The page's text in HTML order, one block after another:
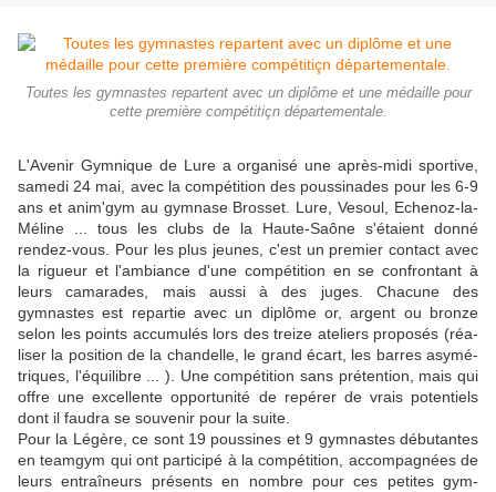
Toutes les gymnastes repartent avec un diplôme et une médaille pour
cette première compétitiçn départementale.
L'Avenir Gymnique de Lure a or­ganisé une après-midi sportive,
samedi 24 mai, avec la compé­tition des poussinades pour les 6-9
ans et anim'gym au gymnase Brosset. Lure, Vesoul, Eche­noz-la-
Méline ... tous les clubs de la Haute-Saône s'étaient donné
rendez-vous. Pour les plus jeunes, c'est un premier contact avec
la rigueur et l'am­biance d'une compétition en se confrontant à
leurs camarades, mais aussi à des juges. Chacune des
gymnastes est repartie avec un diplôme or, argent ou bronze
selon les points accumulés lors des treize ateliers proposés (réa­
liser la position de la chandelle, le grand écart, les barres asymé­
triques, l'équilibre ... ). Une compétition sans prétention, mais qui
offre une excellente oppor­tunité de repérer de vrais poten­tiels
dont il faudra se souvenir pour la suite.
Pour la Légère, ce sont 19 pous­sines et 9 gymnastes débutantes
en teamgym qui ont participé à la compétition, accompagnées de
leurs entraîneurs présents en nombre pour ces petites gym­